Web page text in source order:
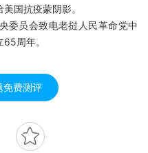
国抗疫蒙阴影。
委员会致电老挝人民革命党中
周年。
免费测评